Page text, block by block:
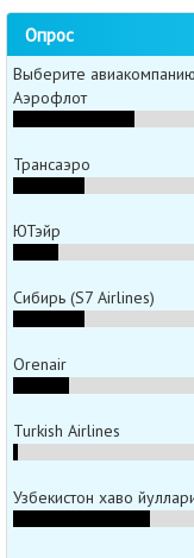
Опрос
Выберите
Аэрофлот
Трансаэро
ЮТэйр
Сибирь (S7 Airlines)
Orenair
Turkish Airlines
Узбекистон хаво